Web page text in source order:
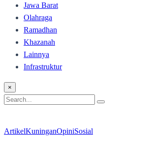
Jawa Barat
Olahraga
Ramadhan
Khazanah
Lainnya
Infrastruktur
×
Search
Search
ArtikelKuninganOpiniSosial